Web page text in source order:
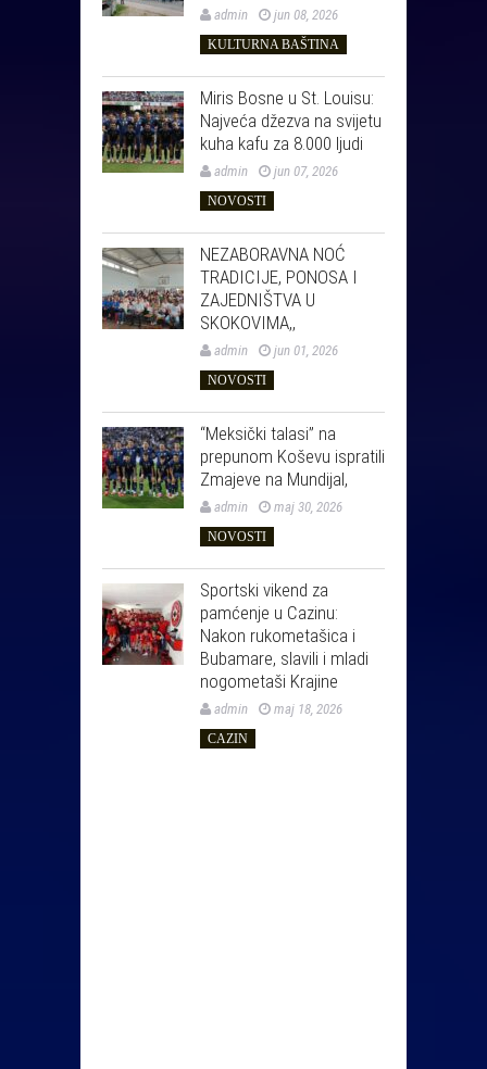
admin jun 08, 2026
KULTURNA BAŠTINA
Miris Bosne u St. Louisu:
Najveća džezva na svijetu
kuha kafu za 8.000 ljudi
admin jun 07, 2026
NOVOSTI
NEZABORAVNA NOĆ
TRADICIJE, PONOSA I
ZAJEDNIŠTVA U
SKOKOVIMA,,
admin jun 01, 2026
NOVOSTI
“Meksički talasi” na
prepunom Koševu ispratili
Zmajeve na Mundijal,
admin maj 30, 2026
NOVOSTI
Sportski vikend za
pamćenje u Cazinu:
Nakon rukometašica i
Bubamare, slavili i mladi
nogometaši Krajine
admin maj 18, 2026
CAZIN